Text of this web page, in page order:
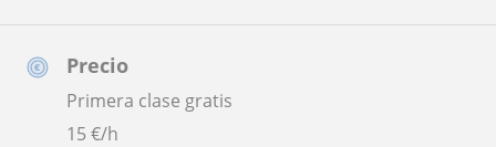
Precio
Primera clase gratis
15€/h